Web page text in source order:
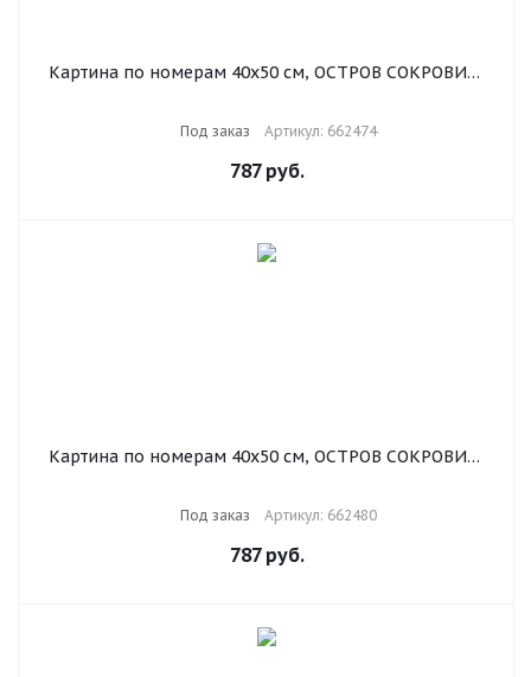
Картина по номерам 40х50 см, ОСТРОВ СОКРОВИЩ
Под заказ Артикул: 662474
787руб.
Картина по номерам 40х50 см, ОСТРОВ СОКРОВИЩ
краски, 3 кисти, 662480
Под заказ Артикул: 662480
787руб.